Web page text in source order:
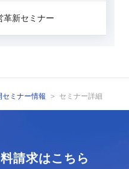
革新セミナー
セミナー情報 セミナー詳細
請求はこちら